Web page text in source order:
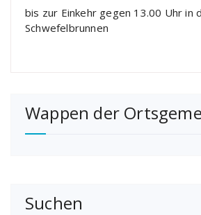
bis zur Einkehr gegen 13.00 Uhr in
Schwefelbrunnen
Wappen der
Suchen